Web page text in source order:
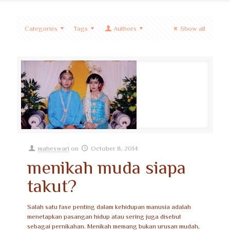
Categories Tags Authors Show all
maheswari on October 8, 2014
menikah muda siapa
takut?
Salah satu fase penting dalam kehidupan manusia adalah
menetapkan pasangan hidup atau sering juga disebut
sebagai pernikahan. Menikah memang bukan urusan mudah,